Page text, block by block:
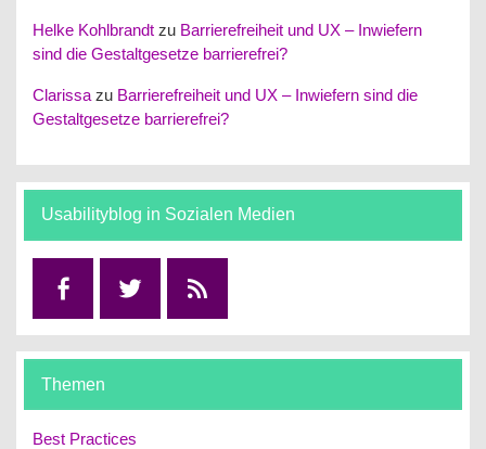
Helke Kohlbrandt zu Barrierefreiheit und UX – Inwiefern
sind die Gestaltgesetze barrierefrei?
Clarissa zu Barrierefreiheit und UX – Inwiefern sind die
Gestaltgesetze barrierefrei?
Usabilityblog in Sozialen Medien
Themen
Best Practices